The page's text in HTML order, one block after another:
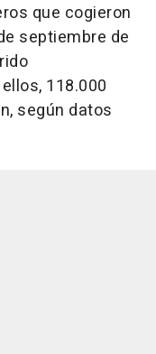
que cogieron
septiembre de
118.000
según datos